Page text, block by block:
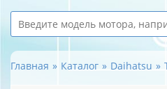
Главная Каталог Daihatsu